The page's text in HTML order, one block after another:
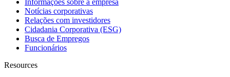
Notícias corporativas
Relações com investidores
Cidadania Corporativa (ESG)
Busca de Empregos
Funcionários
Resources